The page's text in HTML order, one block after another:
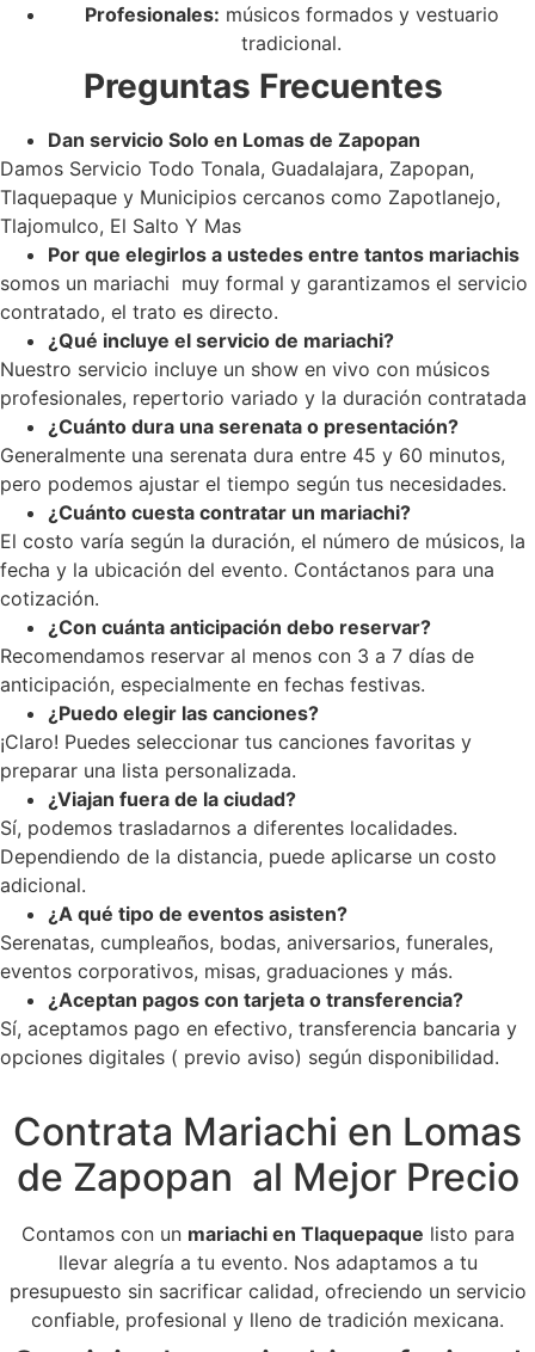
Profesionales: músicos formados y vestuario
tradicional.
Preguntas Frecuentes
Dan servicio Solo en Lomas de Zapopan
Damos Servicio Todo Tonala, Guadalajara, Zapopan,
Tlaquepaque y Municipios cercanos como Zapotlanejo,
Tlajomulco, El Salto Y Mas
Por que elegirlos a ustedes entre tantos mariachis
somos un mariachi muy formal y garantizamos el servicio
contratado, el trato es directo.
¿Qué incluye el servicio de mariachi?
Nuestro servicio incluye un show en vivo con músicos
profesionales, repertorio variado y la duración contratada
¿Cuánto dura una serenata o presentación?
Generalmente una serenata dura entre 45 y 60 minutos,
pero podemos ajustar el tiempo según tus necesidades.
¿Cuánto cuesta contratar un mariachi?
El costo varía según la duración, el número de músicos, la
fecha y la ubicación del evento. Contáctanos para una
cotización.
¿Con cuánta anticipación debo reservar?
Recomendamos reservar al menos con 3 a 7 días de
anticipación, especialmente en fechas festivas.
¿Puedo elegir las canciones?
¡Claro! Puedes seleccionar tus canciones favoritas y
preparar una lista personalizada.
¿Viajan fuera de la ciudad?
Sí, podemos trasladarnos a diferentes localidades.
Dependiendo de la distancia, puede aplicarse un costo
adicional.
¿A qué tipo de eventos asisten?
Serenatas, cumpleaños, bodas, aniversarios, funerales,
eventos corporativos, misas, graduaciones y más.
¿Aceptan pagos con tarjeta o transferencia?
Sí, aceptamos pago en efectivo, transferencia bancaria y
opciones digitales ( previo aviso) según disponibilidad.
Contrata Mariachi en Lomas
de Zapopan al Mejor Precio
Contamos con un mariachi en Tlaquepaque listo para
llevar alegría a tu evento. Nos adaptamos a tu
presupuesto sin sacrificar calidad, ofreciendo un servicio
confiable, profesional y lleno de tradición mexicana.